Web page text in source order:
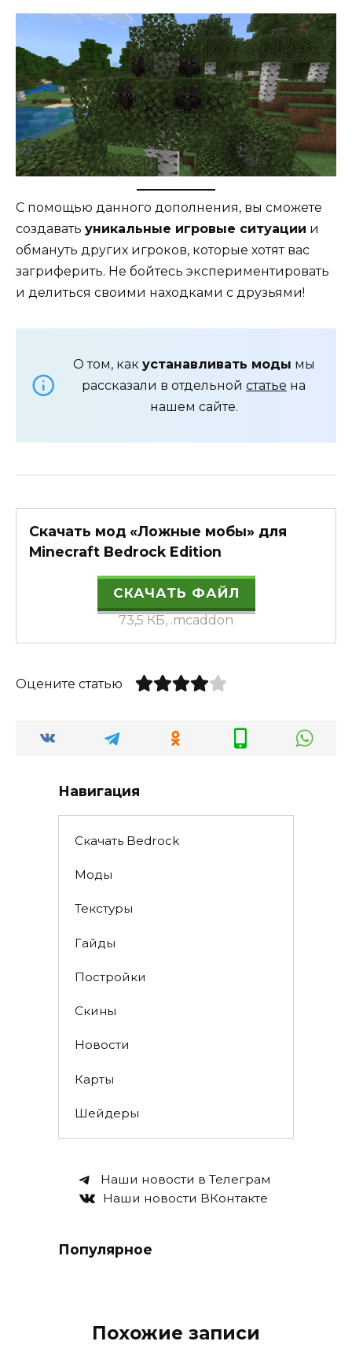
С помощью данного дополнения, вы сможете
создавать уникальные игровые ситуации и
обмануть других игроков, которые хотят вас
загриферить. Не бойтесь экспериментировать
и делиться своими находками с друзьями!
О том, как устанавливать моды мы
рассказали в отдельной статье на
нашем сайте.
Скачать мод «Ложные мобы» для
Minecraft Bedrock Edition
СКАЧАТЬ ФАЙЛ
73,5 КБ, .mcaddon
Оцените статью
Навигация
Скачать Bedrock
Моды
Текстуры
Гайды
Постройки
Скины
Новости
Карты
Шейдеры
Наши новости в Телеграм
Наши новости ВКонтакте
Популярное
Похожие записи